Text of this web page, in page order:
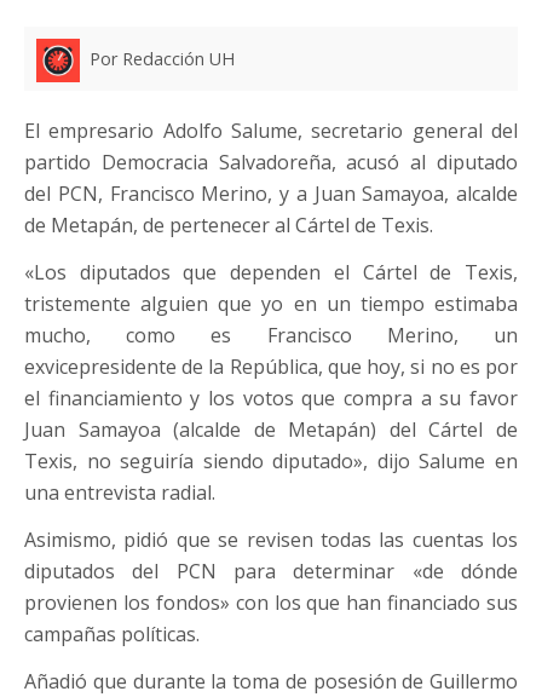
Por Redacción UH
El empresario Adolfo Salume, secretario general del
partido Democracia Salvadoreña, acusó al diputado
del PCN, Francisco Merino, y a Juan Samayoa, alcalde
de Metapán, de pertenecer al Cártel de Texis.
«Los diputados que dependen el Cártel de Texis,
tristemente alguien que yo en un tiempo estimaba
mucho, como es Francisco Merino, un
exvicepresidente de la República, que hoy, si no es por
el financiamiento y los votos que compra a su favor
Juan Samayoa (alcalde de Metapán) del Cártel de
Texis, no seguiría siendo diputado», dijo Salume en
una entrevista radial.
Asimismo, pidió que se revisen todas las cuentas los
diputados del PCN para determinar «de dónde
provienen los fondos» con los que han financiado sus
campañas políticas.
Añadió que durante la toma de posesión de Guillermo